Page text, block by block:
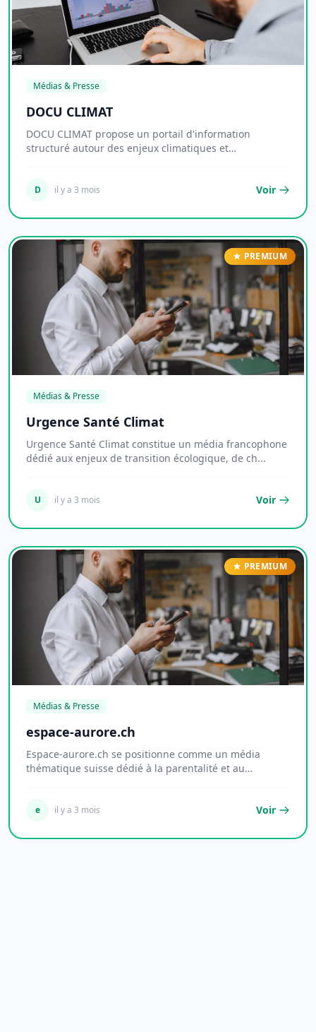
Médias & Presse
DOCU CLIMAT
DOCU CLIMAT propose un portail d'information
structuré autour des enjeux climatiques et
D il y a 3 mois Voir
PREMIUM
Médias & Presse
Urgence Santé Climat
Urgence Santé Climat constitue un média francophone
dédié aux enjeux de transition écologique, de ch...
U il y a 3 mois Voir
PREMIUM
Médias & Presse
espace-aurore.ch
Espace-aurore.ch se positionne comme un média
thématique suisse dédié à la parentalité et au
e il y a 3 mois Voir